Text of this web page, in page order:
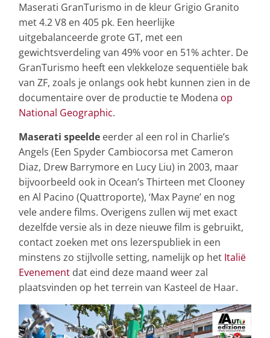
Maserati GranTurismo in de kleur Grigio Granito
met 4.2 V8 en 405 pk. Een heerlijke
uitgebalanceerde grote GT, met een
gewichtsverdeling van 49% voor en 51% achter. De
GranTurismo heeft een vlekkeloze sequentiële bak
van ZF, zoals je onlangs ook hebt kunnen zien in de
documentaire over de productie te Modena op
National Geographic.
Maserati speelde eerder al een rol in Charlie’s
Angels (Een Spyder Cambiocorsa met Cameron
Diaz, Drew Barrymore en Lucy Liu) in 2003, maar
bijvoorbeeld ook in Ocean’s Thirteen met Clooney
en Al Pacino (Quattroporte), ‘Max Payne’ en nog
vele andere films. Overigens zullen wij met exact
dezelfde versie als in deze nieuwe film is gebruikt,
contact zoeken met ons lezerspubliek in een
minstens zo stijlvolle setting, namelijk op het Italië
Evenement dat eind deze maand weer zal
plaatsvinden op het terrein van Kasteel de Haar.